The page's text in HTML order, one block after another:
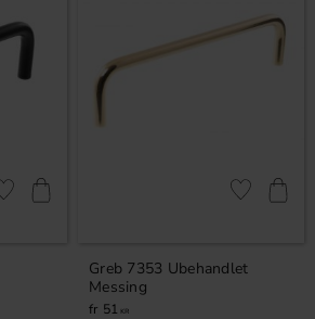
Gem som favorit
Greb 7353 Ubehandlet
Messing
51 KR
Gem som